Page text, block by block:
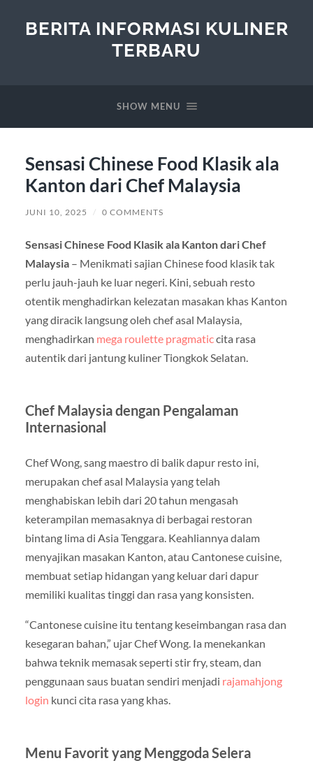
BERITA INFORMASI KULINER
TERBARU
SHOW MENU
Sensasi Chinese Food Klasik ala
Kanton dari Chef Malaysia
JUNI 10, 2025 / 0 COMMENTS
Sensasi Chinese Food Klasik ala Kanton dari Chef
Malaysia– Menikmati sajian Chinese food klasik tak
perlu jauh-jauh ke luar negeri. Kini, sebuah resto
otentik menghadirkan kelezatan masakan khas Kanton
yang diracik langsung oleh chef asal Malaysia,
menghadirkan mega roulette pragmaticcita rasa
autentik dari jantung kuliner Tiongkok Selatan.
Chef Malaysia dengan Pengalaman
Internasional
Chef Wong, sang maestro di balik dapur resto ini,
merupakan chef asal Malaysia yang telah
menghabiskan lebih dari 20 tahun mengasah
keterampilan memasaknya di berbagai restoran
bintang lima di Asia Tenggara. Keahliannya dalam
menyajikan masakan Kanton, atau Cantonese cuisine,
membuat setiap hidangan yang keluar dari dapur
memiliki kualitas tinggi dan rasa yang konsisten.
“Cantonese cuisine itu tentang keseimbangan rasa dan
kesegaran bahan,” ujar Chef Wong. Ia menekankan
bahwa teknik memasak seperti stir fry, steam, dan
penggunaan saus buatan sendiri menjadi rajamahjong
login kunci cita rasa yang khas.
Menu Favorit yang Menggoda Selera